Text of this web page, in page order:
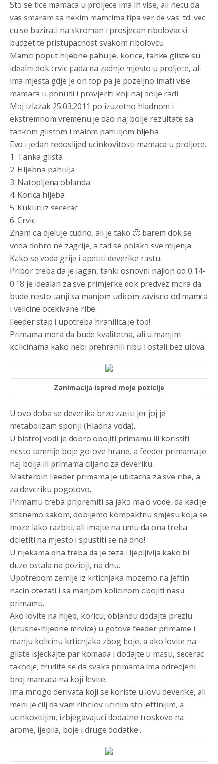
Sto se tice mamaca u proljece ima ih vise, ali necu da
vas smaram sa nekim mamcima tipa ver de vas itd. vec
cu se bazirati na skroman i prosjecan ribolovacki
budzet te pristupacnost svakom ribolovcu.
Mamci poput hljebne pahulje, korice, tanke gliste su
idealni dok crvic pada na zadnje mjesto u proljece, ali
ima mjesta gdje je on top pa je pozeljno imati vise
mamaca u ponudi i provjeriti koji naj bolje radi.
Moj izlazak 25.03.2011 po izuzetno hladnom i
ekstremnom vremenu je dao naj bolje rezultate sa
tankom glistom i malom pahuljom hljeba.
Evo i jedan redoslijed ucinkovitosti mamaca u proljece.
1. Tanka glista
2. Hljebna pahulja
3. Natopljena oblanda
4. Korica hljeba
5. Kukuruz secerac
6. Crvici
Znam da djeluje cudno, ali je tako 🙂 barem dok se
voda dobro ne zagrije, a tad se polako sve mijenja..
Kako se voda grije i apetiti deverike rastu.
Pribor treba da je lagan, tanki osnovni najlon od 0.14-
0.18 je idealan za sve primjerke dok predvez mora da
bude nesto tanji sa manjom udicom zavisno od mamca
i velicine ocekivane ribe.
Feeder stap i upotreba hranilica je top!
Primama mora da bude kvalitetna, ali u manjim
kolicinama kako nebi prehranili ribu i ostali bez ulova.
Zanimacija ispred moje pozicije
U ovo doba se deverika brzo zasiti jer joj je
metabolizam sporiji (Hladna voda).
U bistroj vodi je dobro obojiti primamu ili koristiti
nesto tamnije boje gotove hrane, a feeder primama je
naj bolja ili primama ciljano za deveriku.
Masterbih Feeder primama je ubitacna za sve ribe, a
za deveriku pogotovo.
Primamu treba pripremiti sa jako malo vode, da kad je
stisnemo sakom, dobijemo kompaktnu smjesu koja se
moze lako razbiti, ali imajte na umu da ona treba
doletiti na mjesto i spustiti se na dno!
U rijekama ona treba da je teza i ljepljivija kako bi
duze ostala na poziciji, na dnu.
Upotrebom zemlje iz krticnjaka mozemo na jeftin
nacin otezati i sa manjom kolicinom obojiti nasu
primamu.
Ako lovite na hljeb, koricu, oblandu dodajte prezlu
(krusne-hljebne mrvice) u gotove feeder primame i
manju kolicinu krticnjaka zbog boje, a ako lovite na
gliste isjeckajte par komada i dodajte u masu, secerac
takodje, trudite se da svaka primama ima odredjeni
broj mamaca na koji lovite.
Ima mnogo derivata koji se koriste u lovu deverike, ali
meni je cilj da vam ribolov ucinim sto jeftinijim, a
ucinkovitijim, izbjegavajuci dodatne troskove na
arome, ljepila, boje i druge dodatke..